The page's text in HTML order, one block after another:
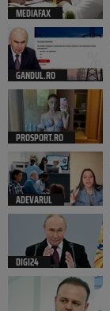
MEDIAFAX
GANDUL.RO
PROSPORT.RO
ADEVARUL
DIGI24